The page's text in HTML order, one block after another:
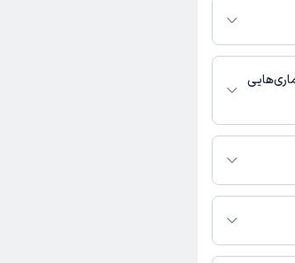
صورت فعال بودن
پزشکی و
چشم پزشکی
بگیرید.
محمدتقی شاکری به